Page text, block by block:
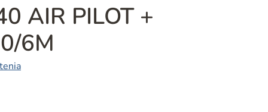
AIR PILOT +
6M